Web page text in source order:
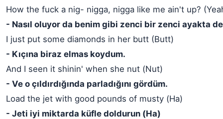
How the fuck a nig- nigga, nigga like me ain't up?
- Nasıl oluyor da benim gibi zenci bir zenci ayakta
I just put some diamonds in her butt (Butt)
- Kıçına biraz elmas koydum.
And I seen it shinin' when she nut (Nut)
- Ve o çıldırdığında parladığını gördüm.
Load the jet with good pounds of musty (Ha)
- Jeti iyi miktarda küfle doldurun (Ha)